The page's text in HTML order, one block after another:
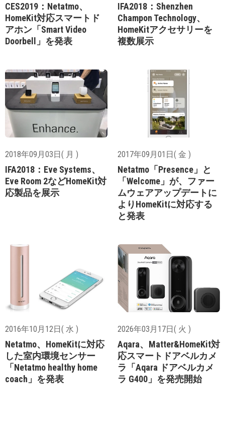
CES2019：Netatmo、
HomeKit対応スマートド
アホン「Smart Video
Doorbell」を発表
IFA2018：Shenzhen
Champon Technology、
HomeKitアクセサリーを
複数展示
2018年09月03日( 月 )
IFA2018：Eve Systems、
Eve Room 2などHomeKit対
応製品を展示
2017年09月01日( 金 )
Netatmo「Presence」と
「Welcome」が、ファー
ムウェアアップデートに
よりHomeKitに対応する
と発表
2016年10月12日( 水 )
Netatmo、HomeKitに対応
した室内環境センサー
「Netatmo healthy home
coach」を発表
2026年03月17日( 火 )
Aqara、Matter&HomeKit対
応スマートドアベルカメ
ラ「Aqara ドアベルカメ
ラ G400」を発売開始